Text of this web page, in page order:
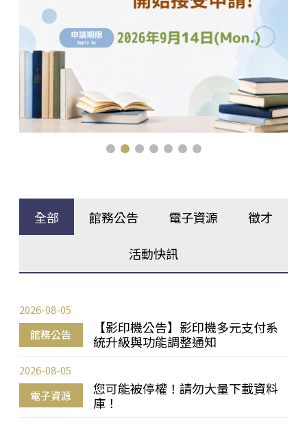
全部 館務公告 電子資源 徵才
活動快訊
館務公告
【影印機公告】影印機多元支付系
統升級與功能調整通知
2026-08-05
電子資源
您可能被停權！請勿大量下載資料
庫！
2026-08-05